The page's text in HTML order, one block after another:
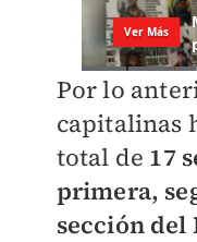
Por lo
capitalinas
total de 17
primera,
sección del